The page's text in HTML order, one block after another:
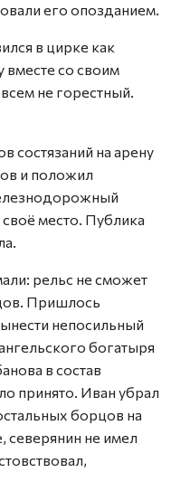
его опозданием.
в цирке как
вместе со своим
не горестный.
состязаний на арену
и положил
место. Публика
рельс не сможет
Пришлось
непосильный
богатыря
в состав
принято. Иван убрал
борцов на
северянин не имел